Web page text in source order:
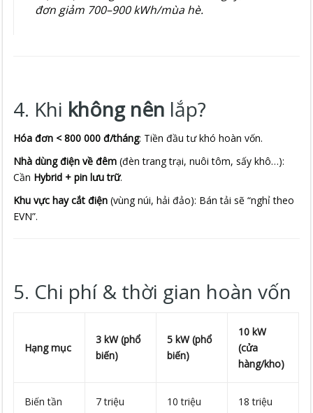
đơn giảm 700–900 kWh/mùa hè.
4. Khi không nên lắp?
Hóa đơn < 800 000 đ/tháng: Tiền đầu tư khó hoàn vốn.
Nhà dùng điện về đêm (đèn trang trại, nuôi tôm, sấy khô…):
Cần Hybrid + pin lưu trữ.
Khu vực hay cắt điện (vùng núi, hải đảo): Bán tải sẽ “nghỉ theo
EVN”.
5. Chi phí & thời gian hoàn vốn
Hạng mục
3 kW (phổ
biến)
5 kW (phổ
biến)
10 kW
(cửa
hàng/kho)
Biến tần 7 triệu 10 triệu 18 triệu